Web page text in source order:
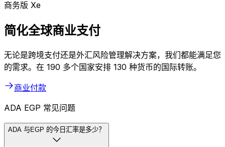
商务版 Xe
简化全球商业支付
无论是跨境支付还是外汇风险管理解决方案，我们都能满足您
的需求。在 190 多个国家安排 130 种货币的国际转账。
商业付款
ADA EGP 常见问题
ADA 与EGP 的今日汇率是多少？